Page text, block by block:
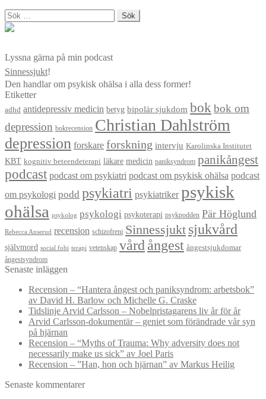
Sök
efter:
Lyssna gärna på min podcast
Sinnessjukt!
Den handlar om psykisk ohälsa i alla dess former!
Etiketter
adhd antidepressiv medicin betyg bipolär sjukdom bokbok om
depression bokrecension Christian Dahlström
depression forskare forskning intervju Karolinska Institutet
KBT kognitiv beteendeterapi läkare medicin paniksyndrom panikångest
podcast podcast om psykiatri podcast om psykisk ohälsa podcast
om psykologi podd psykiatri psykiatriker psykisk
ohälsa psykolog psykologi psykoterapi psykpodden Pär Höglund
Rebecca Anserud recension schizofreni Sinnessjukt sjukvård
självmord social fobi terapi vetenskap vård ångest ångestsjukdomar
ångestsyndrom
Senaste inläggen
Recension – “Hantera ångest och paniksyndrom: arbetsbok”
av David H. Barlow och Michelle G. Craske
Tidslinje Arvid Carlsson – Nobelpristagarens liv år för år
Arvid Carlsson-dokumentär – geniet som förändrade vår syn
på hjärnan
Recension – “Myths of Trauma: Why adversity does not
necessarily make us sick” av Joel Paris
Recension – ”Han, hon och hjärnan” av Markus Heilig
Senaste kommentarer